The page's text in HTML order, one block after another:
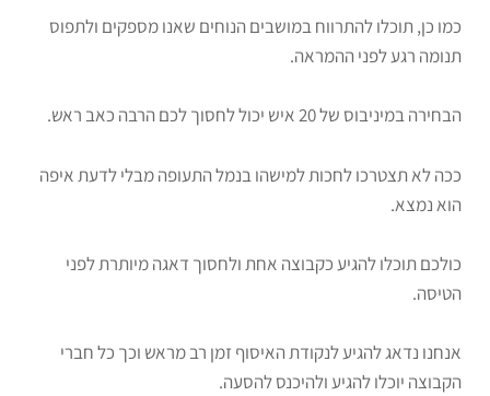
כמו כן, תוכלו להתרווח במושבים הנוחים שאנו מספקים ולתפוס
תנומה רגע לפני ההמראה.
הבחירה במיניבוס של 20 איש יכול לחסוך לכם הרבה כאב ראש.
ככה לא תצטרכו לחכות למישהו בנמל התעופה מבלי לדעת איפה
הוא נמצא.
כולכם תוכלו להגיע כקבוצה אחת ולחסוך דאגה מיותרת לפני
הטיסה.
אנחנו נדאג להגיע לנקודת האיסוף זמן רב מראש וכך כל חברי
הקבוצה יוכלו להגיע ולהיכנס להסעה.